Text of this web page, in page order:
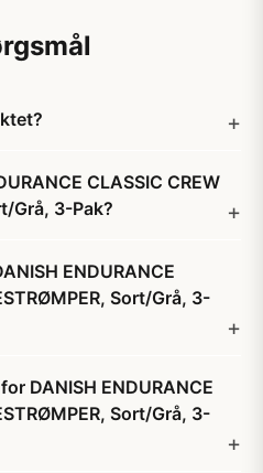
CLASSIC CREW
Grå, 3-Pak?
ENDURANCE
Sort/Grå, 3-
DANISH ENDURANCE
Sort/Grå, 3-